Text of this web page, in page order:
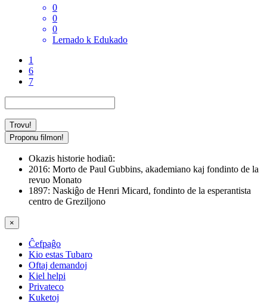
0
0
0
Lernado k Edukado
1
6
7
Proponu filmon!
Okazis historie hodiaŭ:
2016: Morto de Paul Gubbins, akademiano kaj fondinto de la
revuo Monato
1897: Naskiĝo de Henri Micard, fondinto de la esperantista
centro de Greziljono
×
Ĉefpaĝo
Kio estas Tubaro
Oftaj demandoj
Kiel helpi
Privateco
Kuketoj